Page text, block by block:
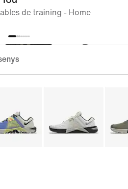
de training - Home